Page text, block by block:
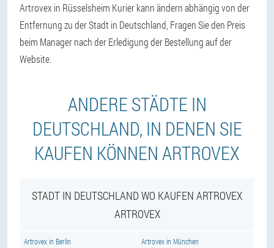
Artrovex in Rüsselsheim Kurier kann ändern abhängig von der
Entfernung zu der Stadt in Deutschland, Fragen Sie den Preis
beim Manager nach der Erledigung der Bestellung auf der
Website.
ANDERE STÄDTE IN
DEUTSCHLAND, IN DENEN SIE
KAUFEN KÖNNEN ARTROVEX
STADT IN DEUTSCHLAND WO KAUFEN ARTROVEX
ARTROVEX
Artrovex in Berlin Artrovex in München